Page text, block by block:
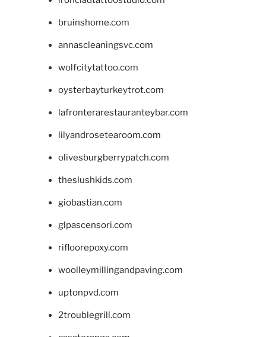
bruinshome.com
annascleaningsvc.com
wolfcitytattoo.com
oysterbayturkeytrot.com
lafronterarestauranteybar.com
lilyandrosetearoom.com
olivesburgberrypatch.com
theslushkids.com
giobastian.com
glpascensori.com
rifloorepoxy.com
woolleymillingandpaving.com
uptonpvd.com
2troublegrill.com